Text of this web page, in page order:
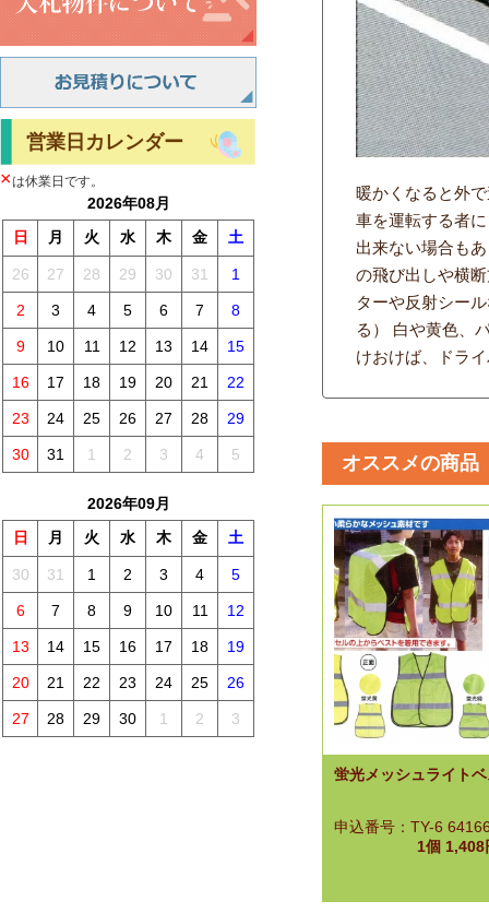
暖かくなると外
車を運転する者
出来ない場合も
の飛び出しや横
ターや反射シー
る） 白や黄色、
けおけば、ドラ
オススメの商品
蛍光メッシュライト
申込番号：TY-6
1個 1,408
営業日カレンダー
×は休業日です。
2026年08月
日
月 火 水 木 金 土
26 27 28 29 30 31 1
2 3 4 5 6 7 8
9 10 11 12 13 14 15
16 17 18 19 20 21 22
23 24 25 26 27 28 29
30 31 1 2 3 4 5
2026年09月
日
月 火 水 木 金 土
30 31 1 2 3 4 5
6 7 8 9 10 11 12
13 14 15 16 17 18 19
20 21 22 23 24 25 26
27 28 29 30 1 2 3